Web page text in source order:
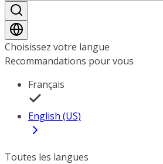
Choisissez votre langue
Recommandations pour vous
Français
English (US)
Toutes les langues